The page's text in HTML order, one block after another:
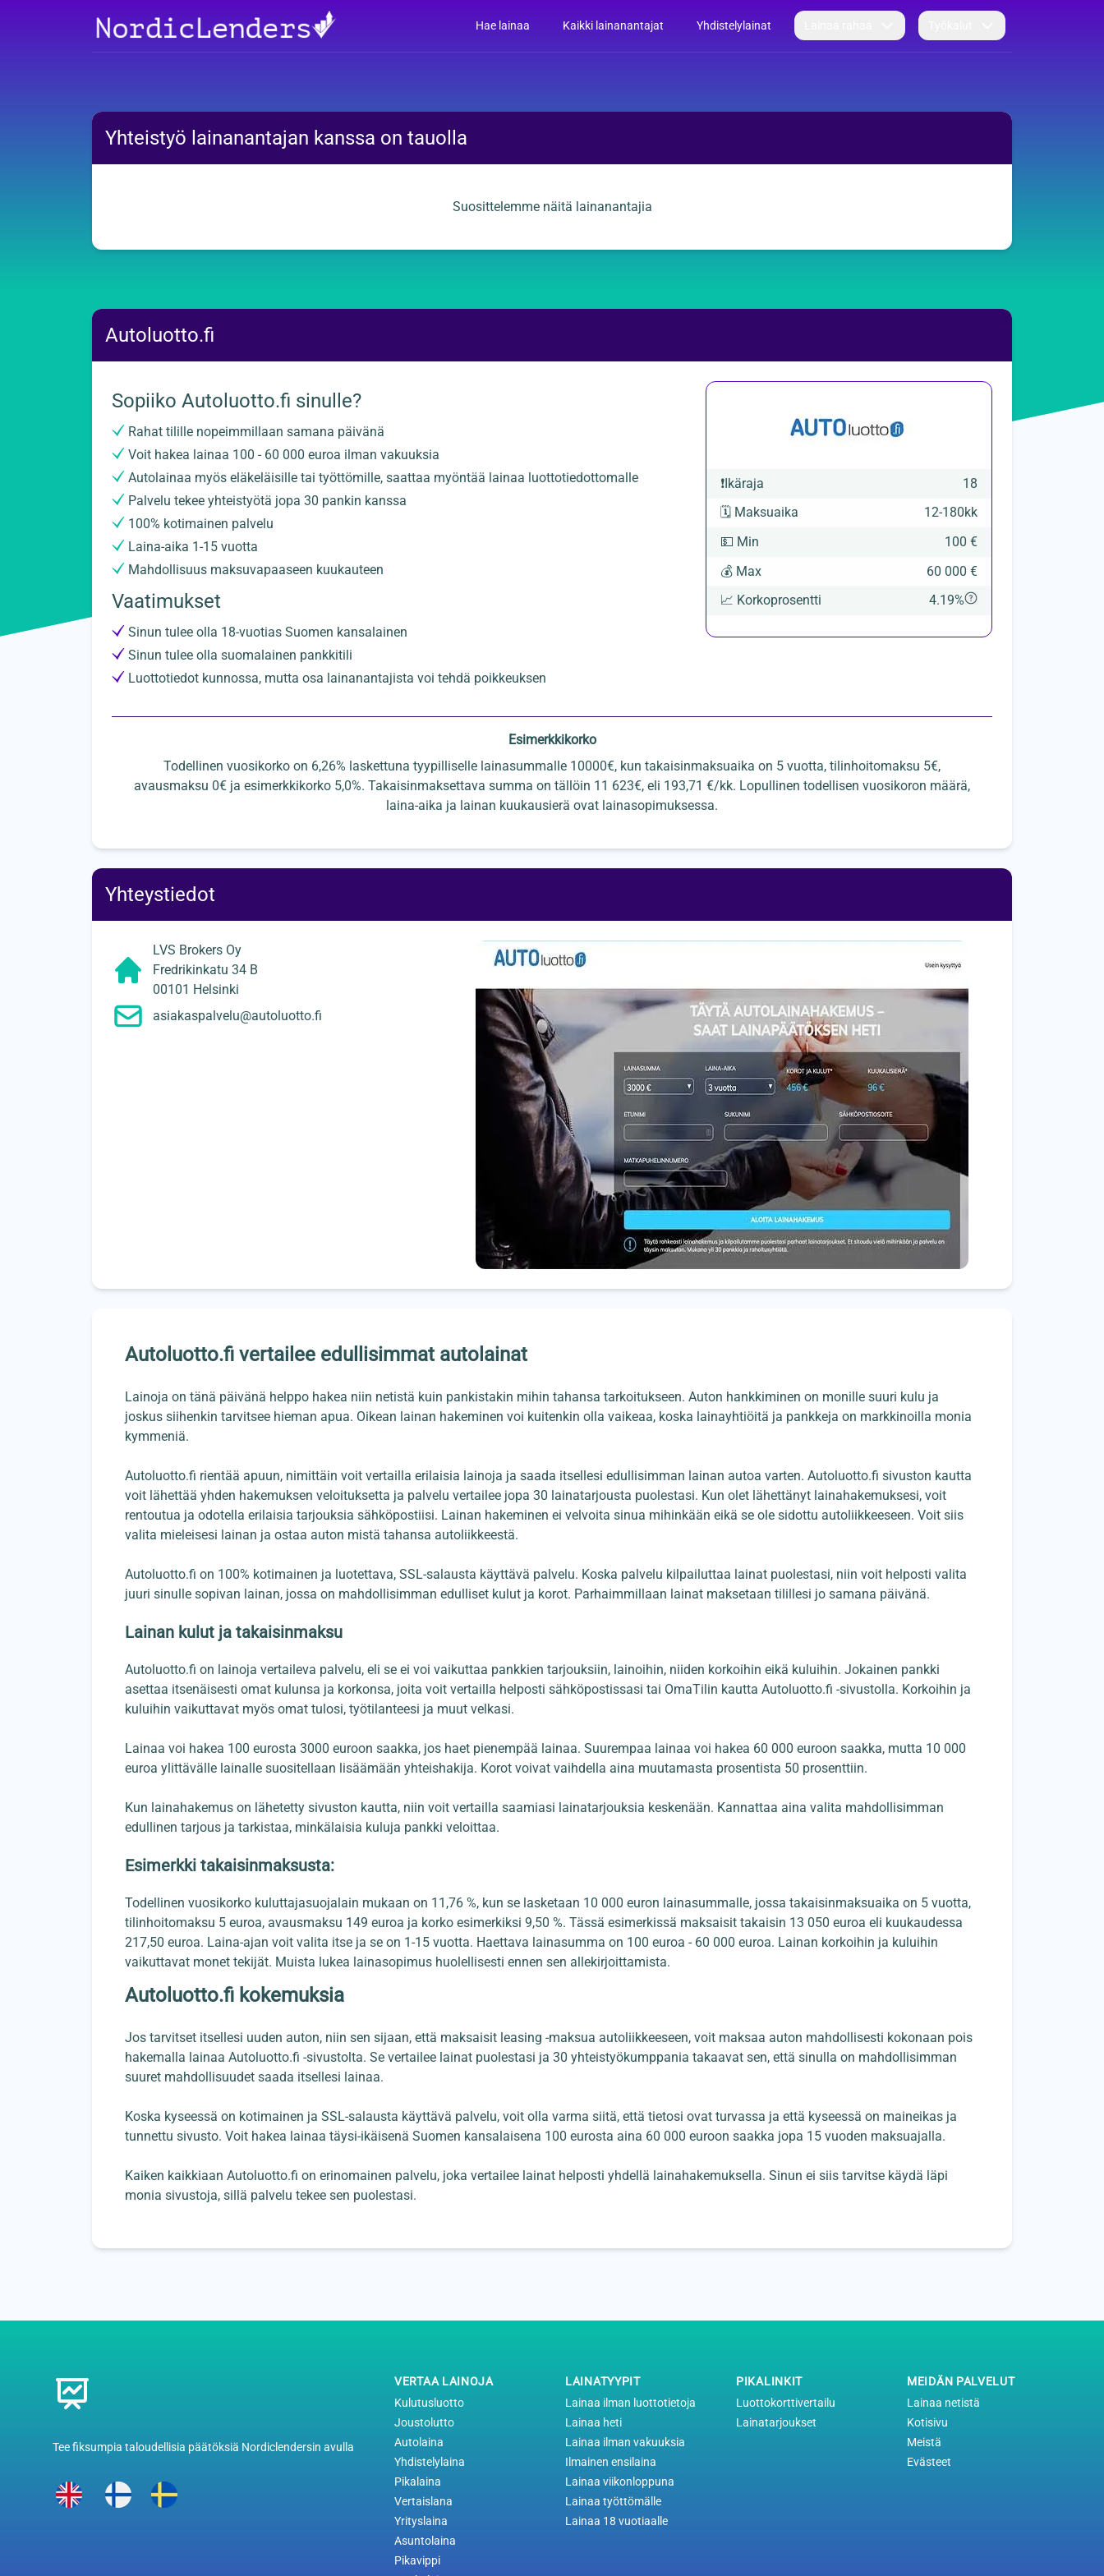
Hae lainaa Kaikki lainanantajat Yhdistelylainat
Yhteistyö lainanantajan kanssa on tauolla
Suosittelemme näitä lainanantajia
Autoluotto.fi
Sopiiko Autoluotto.fi sinulle?
Rahat tilille nopeimmillaan samana päivänä
Voit hakea lainaa 100 - 60 000 euroa ilman vakuuksia
Autolainaa myös eläkeläisille tai työttömille, saattaa myöntää lainaa luottotiedottomalle
Palvelu tekee yhteistyötä jopa 30 pankin kanssa
100% kotimainen palvelu
Laina-aika 1-15 vuotta
Mahdollisuus maksuvapaaseen kuukauteen
Vaatimukset
Sinun tulee olla 18-vuotias Suomen kansalainen
Sinun tulee olla suomalainen pankkitili
Luottotiedot kunnossa, mutta osa lainanantajista voi tehdä poikkeuksen
❗Ikäraja
18
🗓️ Maksuaika 12-180kk
💵 Min
100 €
💰 Max
60 000 €
📈 Korkoprosentti 4.19%
Esimerkkikorko
Todellinen vuosikorko on 6,26% laskettuna tyypilliselle lainasummalle 10000€, kun takaisinmaksuaika on 5 vuotta, tilinhoitomaksu 5€,
avausmaksu 0€ ja esimerkkikorko 5,0%. Takaisinmaksettava summa on tällöin 11 623€, eli 193,71 €/kk. Lopullinen todellisen vuosikoron määrä,
laina-aika ja lainan kuukausierä ovat lainasopimuksessa.
Yhteystiedot
LVS Brokers Oy
Fredrikinkatu 34 B
00101 Helsinki
asiakaspalvelu@autoluotto.fi
Autoluotto.fi vertailee edullisimmat autolainat
Lainoja on tänä päivänä helppo hakea niin netistä kuin pankistakin mihin tahansa tarkoitukseen. Auton hankkiminen on monille suuri kulu ja
joskus siihenkin tarvitsee hieman apua. Oikean lainan hakeminen voi kuitenkin olla vaikeaa, koska lainayhtiöitä ja pankkeja on markkinoilla monia
kymmeniä.
Autoluotto.fi rientää apuun, nimittäin voit vertailla erilaisia lainoja ja saada itsellesi edullisimman lainan autoa varten. Autoluotto.fi sivuston kautta
voit lähettää yhden hakemuksen veloituksetta ja palvelu vertailee jopa 30 lainatarjousta puolestasi. Kun olet lähettänyt lainahakemuksesi, voit
rentoutua ja odotella erilaisia tarjouksia sähköpostiisi. Lainan hakeminen ei velvoita sinua mihinkään eikä se ole sidottu autoliikkeeseen. Voit siis
valita mieleisesi lainan ja ostaa auton mistä tahansa autoliikkeestä.
Autoluotto.fi on 100% kotimainen ja luotettava, SSL-salausta käyttävä palvelu. Koska palvelu kilpailuttaa lainat puolestasi, niin voit helposti valita
juuri sinulle sopivan lainan, jossa on mahdollisimman edulliset kulut ja korot. Parhaimmillaan lainat maksetaan tilillesi jo samana päivänä.
Lainan kulut ja takaisinmaksu
Autoluotto.fi on lainoja vertaileva palvelu, eli se ei voi vaikuttaa pankkien tarjouksiin, lainoihin, niiden korkoihin eikä kuluihin. Jokainen pankki
asettaa itsenäisesti omat kulunsa ja korkonsa, joita voit vertailla helposti sähköpostissasi tai OmaTilin kautta Autoluotto.fi -sivustolla. Korkoihin ja
kuluihin vaikuttavat myös omat tulosi, työtilanteesi ja muut velkasi.
Lainaa voi hakea 100 eurosta 3000 euroon saakka, jos haet pienempää lainaa. Suurempaa lainaa voi hakea 60 000 euroon saakka, mutta 10 000
euroa ylittävälle lainalle suositellaan lisäämään yhteishakija. Korot voivat vaihdella aina muutamasta prosentista 50 prosenttiin.
Kun lainahakemus on lähetetty sivuston kautta, niin voit vertailla saamiasi lainatarjouksia keskenään. Kannattaa aina valita mahdollisimman
edullinen tarjous ja tarkistaa, minkälaisia kuluja pankki veloittaa.
Esimerkki takaisinmaksusta:
Todellinen vuosikorko kuluttajasuojalain mukaan on 11,76 %, kun se lasketaan 10 000 euron lainasummalle, jossa takaisinmaksuaika on 5 vuotta,
tilinhoitomaksu 5 euroa, avausmaksu 149 euroa ja korko esimerkiksi 9,50 %. Tässä esimerkissä maksaisit takaisin 13 050 euroa eli kuukaudessa
217,50 euroa. Laina-ajan voit valita itse ja se on 1-15 vuotta. Haettava lainasumma on 100 euroa - 60 000 euroa. Lainan korkoihin ja kuluihin
vaikuttavat monet tekijät. Muista lukea lainasopimus huolellisesti ennen sen allekirjoittamista.
Autoluotto.fi kokemuksia
Jos tarvitset itsellesi uuden auton, niin sen sijaan, että maksaisit leasing -maksua autoliikkeeseen, voit maksaa auton mahdollisesti kokonaan pois
hakemalla lainaa Autoluotto.fi -sivustolta. Se vertailee lainat puolestasi ja 30 yhteistyökumppania takaavat sen, että sinulla on mahdollisimman
suuret mahdollisuudet saada itsellesi lainaa.
Koska kyseessä on kotimainen ja SSL-salausta käyttävä palvelu, voit olla varma siitä, että tietosi ovat turvassa ja että kyseessä on maineikas ja
tunnettu sivusto. Voit hakea lainaa täysi-ikäisenä Suomen kansalaisena 100 eurosta aina 60 000 euroon saakka jopa 15 vuoden maksuajalla.
Kaiken kaikkiaan Autoluotto.fi on erinomainen palvelu, joka vertailee lainat helposti yhdellä lainahakemuksella. Sinun ei siis tarvitse käydä läpi
monia sivustoja, sillä palvelu tekee sen puolestasi.
Tee fiksumpia taloudellisia päätöksiä Nordiclendersin avulla
VERTAA LAINOJA
Kulutusluotto
Joustolutto
Autolaina
Yhdistelylaina
Pikalaina
Vertaislana
Yrityslaina
Asuntolaina
Pikavippi
LAINATYYPIT
Lainaa ilman luottotietoja
Lainaa heti
Lainaa ilman vakuuksia
Ilmainen ensilaina
Lainaa viikonloppuna
Lainaa työttömälle
Lainaa 18 vuotiaalle
PIKALINKIT
Luottokorttivertailu
Lainatarjoukset
MEIDÄN PALVELUT
Lainaa netistä
Kotisivu
Meistä
Evästeet